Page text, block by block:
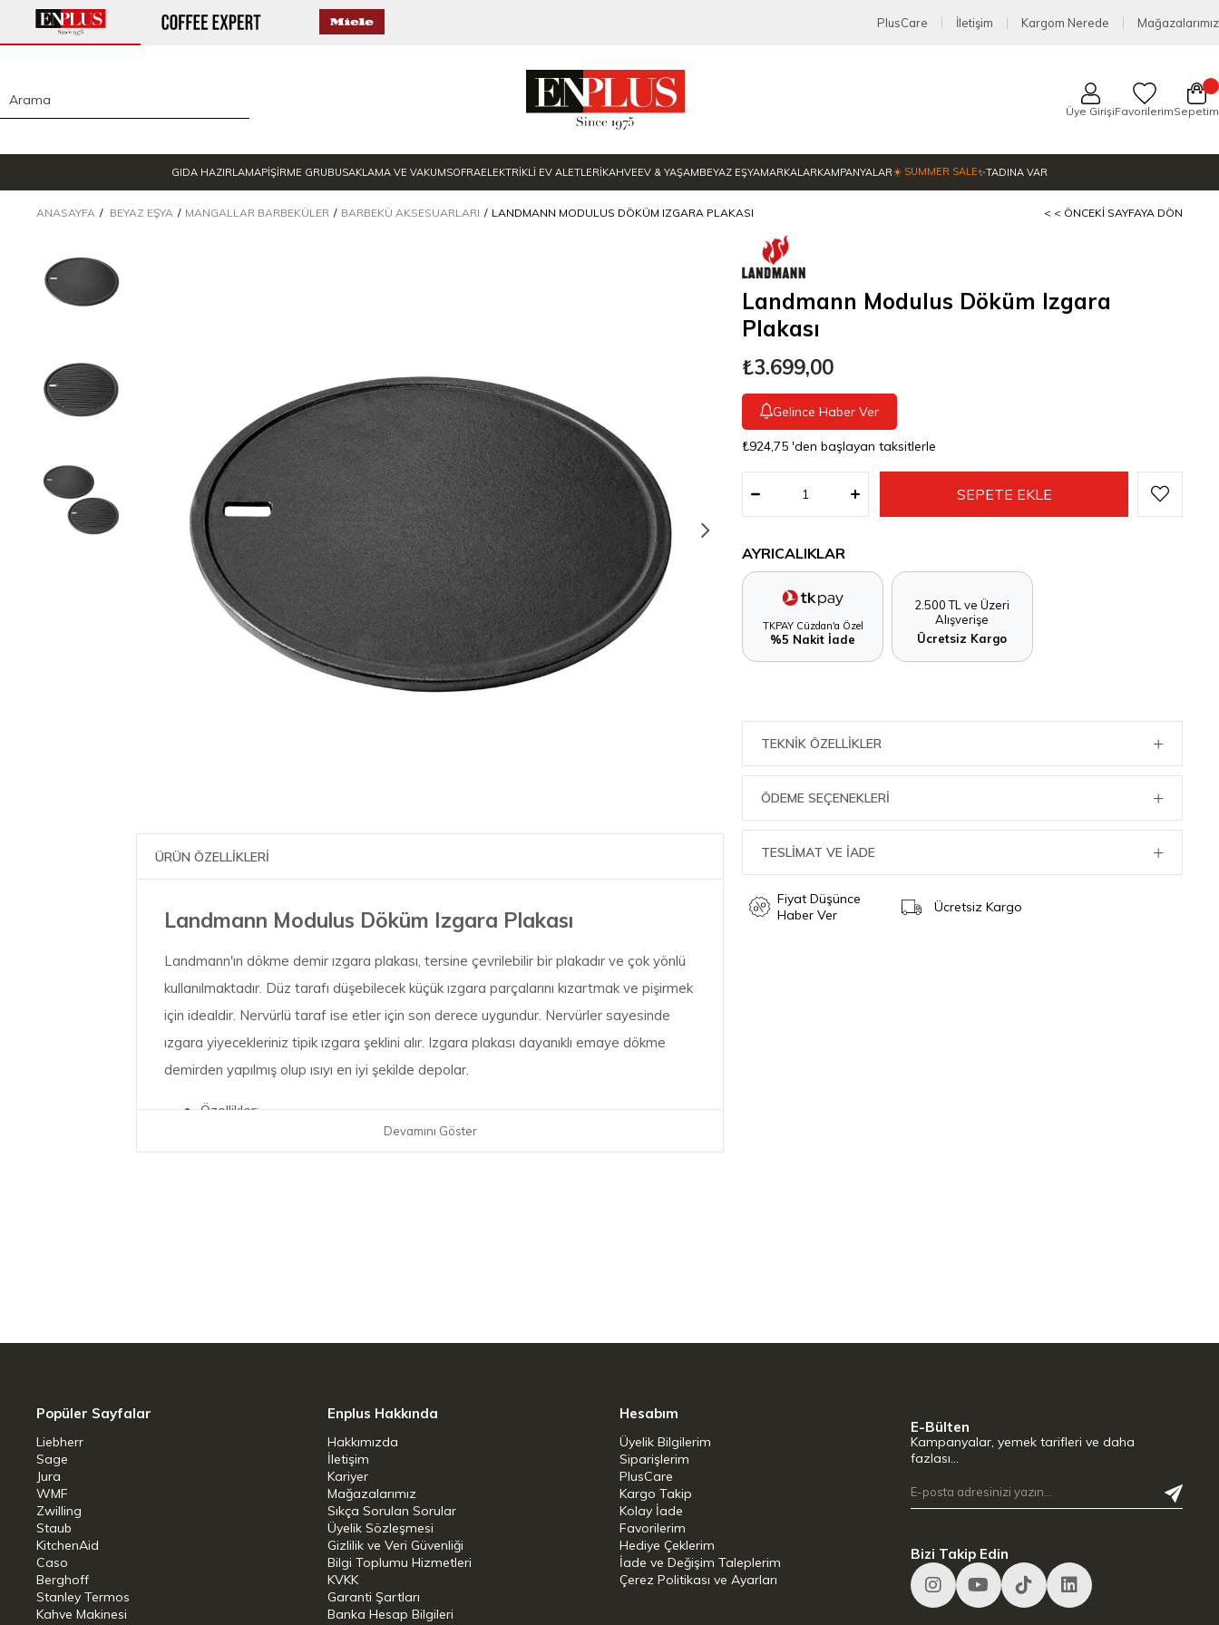
PlusCare İletişim Kargom Nerede Mağazalarımız
Üye GirişiFavorilerimSepetim
GIDA HAZIRLAMAPİŞİRME GRUBUSAKLAMA VE VAKUMSOFRAELEKTRİKLİ EV ALETLERİKAHVEEV & YAŞAMBEYAZ EŞYAMARKALARKAMPANYALAR☀️ SUMMER SALE✨TADINA VAR
ANASAYFA BEYAZ EŞYA MANGALLAR BARBEKÜLER BARBEKÜ AKSESUARLARI LANDMANN MODULUS DÖKÜM IZGARA PLAKASI < < ÖNCEKI SAYFAYA DÖN
ÜRÜN ÖZELLİKLERİ
Landmann Modulus Döküm Izgara Plakası
Landmann'ın dökme demir ızgara plakası, tersine çevrilebilir bir plakadır ve çok yönlü
kullanılmaktadır. Düz tarafı düşebilecek küçük ızgara parçalarını kızartmak ve pişirmek
için idealdir. Nervürlü taraf ise etler için son derece uygundur. Nervürler sayesinde
ızgara yiyecekleriniz tipik ızgara şeklini alır. Izgara plakası dayanıklı emaye dökme
demirden yapılmış olup ısıyı en iyi şekilde depolar.
Özellikler:
Devamını Göster
Landmann Modulus Döküm Izgara
Plakası
₺3.699,00
Gelince Haber Ver
₺924,75 'den başlayan taksitlerle
AYRICALIKLAR
TKPAY Cüzdan'a Özel
%5 Nakit İade
2.500 TL ve Üzeri
Alışverişe
Ücretsiz Kargo
TEKNIK ÖZELLIKLER
ÖDEME SEÇENEKLERI
TESLİMAT VE İADE
Fiyat Düşünce
Haber Ver
Ücretsiz Kargo
Popüler Sayfalar
Liebherr
Sage
Jura
WMF
Zwilling
Staub
KitchenAid
Caso
Berghoff
Stanley Termos
Kahve Makinesi
Enplus Hakkında
Hakkımızda
İletişim
Kariyer
Mağazalarımız
Sıkça Sorulan Sorular
Üyelik Sözleşmesi
Gizlilik ve Veri Güvenliği
Bilgi Toplumu Hizmetleri
KVKK
Garanti Şartları
Banka Hesap Bilgileri
Hesabım
Üyelik Bilgilerim
Siparişlerim
PlusCare
Kargo Takip
Kolay İade
Favorilerim
Hediye Çeklerim
İade ve Değişim Taleplerim
Çerez Politikası ve Ayarları
E-Bülten
Kampanyalar, yemek tarifleri ve daha
fazlası…
Bizi Takip Edin